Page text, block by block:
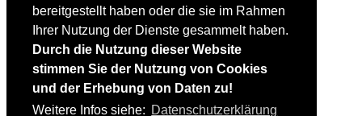
bereitgestellt haben oder die sie im Rahmen
Ihrer Nutzung der Dienste gesammelt haben.
Durch die Nutzung dieser Website
stimmen Sie der Nutzung von Cookies
und der Erhebung von Daten zu!
Weitere Infos siehe: Datenschutzerklärung
EQUIPMENT
Skibekleidung
Skischuhe
Bootfitting
Skihelme
Skiservice selbst